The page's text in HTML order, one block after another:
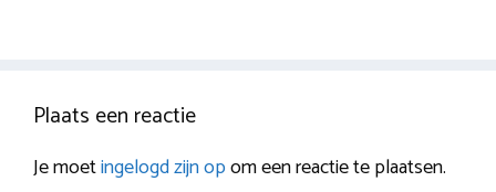
Plaats een reactie
Je moetingelogd zijn opom een reactie te plaatsen.